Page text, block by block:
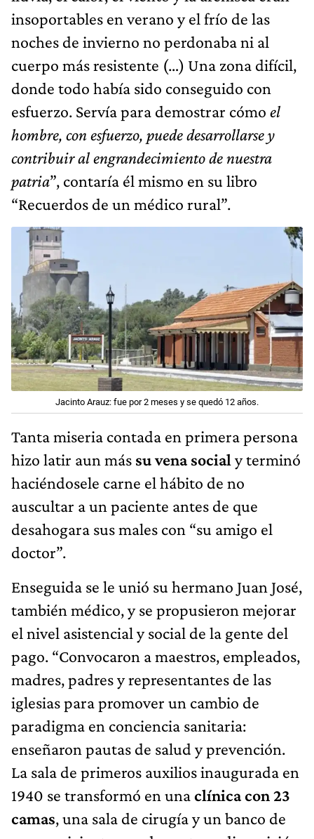
cuerpo más resistente (…) Una zona difícil,
donde todo había sido conseguido con
esfuerzo. Servía para demostrar cómo
hombre, con esfuerzo, puede desarrollarse y
contribuir al engrandecimiento de nuestra
patria”, contaría él mismo en su libro
“Recuerdos de un médico rural”.
Jacinto Arauz: fue por 2 meses y se quedó 12 años.
Tanta miseria contada en primera persona
hizo latir aun mássu vena socialy terminó
auscultar a un paciente antes de que
desahogara sus males con “su amigo el
doctor”.
Enseguida se le unió su hermano Juan José,
también médico, y se propusieron mejorar
pago. “Convocaron a maestros, empleados,
madres, padres y representantes de las
iglesias para promover un cambio de
paradigma en conciencia sanitaria:
enseñaron pautas de salud y prevención.
La sala de primeros auxilios inaugurada en
1940 se transformó en unaclínica con 23
camas, una sala de cirugía y un banco de
sangre viviente con donantes a disposición.
El resultado: unareducciónnotable de la
mortalidad infantil,la desnutrición y las